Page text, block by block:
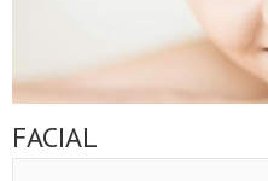
FACIAL